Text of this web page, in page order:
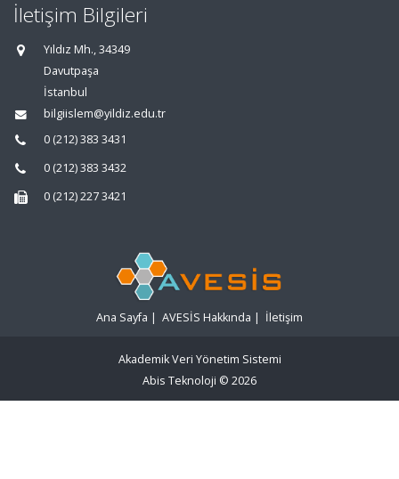
İletişim Bilgileri
Yıldız Mh., 34349
Davutpaşa
İstanbul
bilgiislem@yildiz.edu.tr
0 (212) 383 3431
0 (212) 383 3432
0 (212) 227 3421
Ana Sayfa | AVESİS Hakkında | İletişim
Akademik Veri Yönetim Sistemi
Abis Teknoloji © 2026